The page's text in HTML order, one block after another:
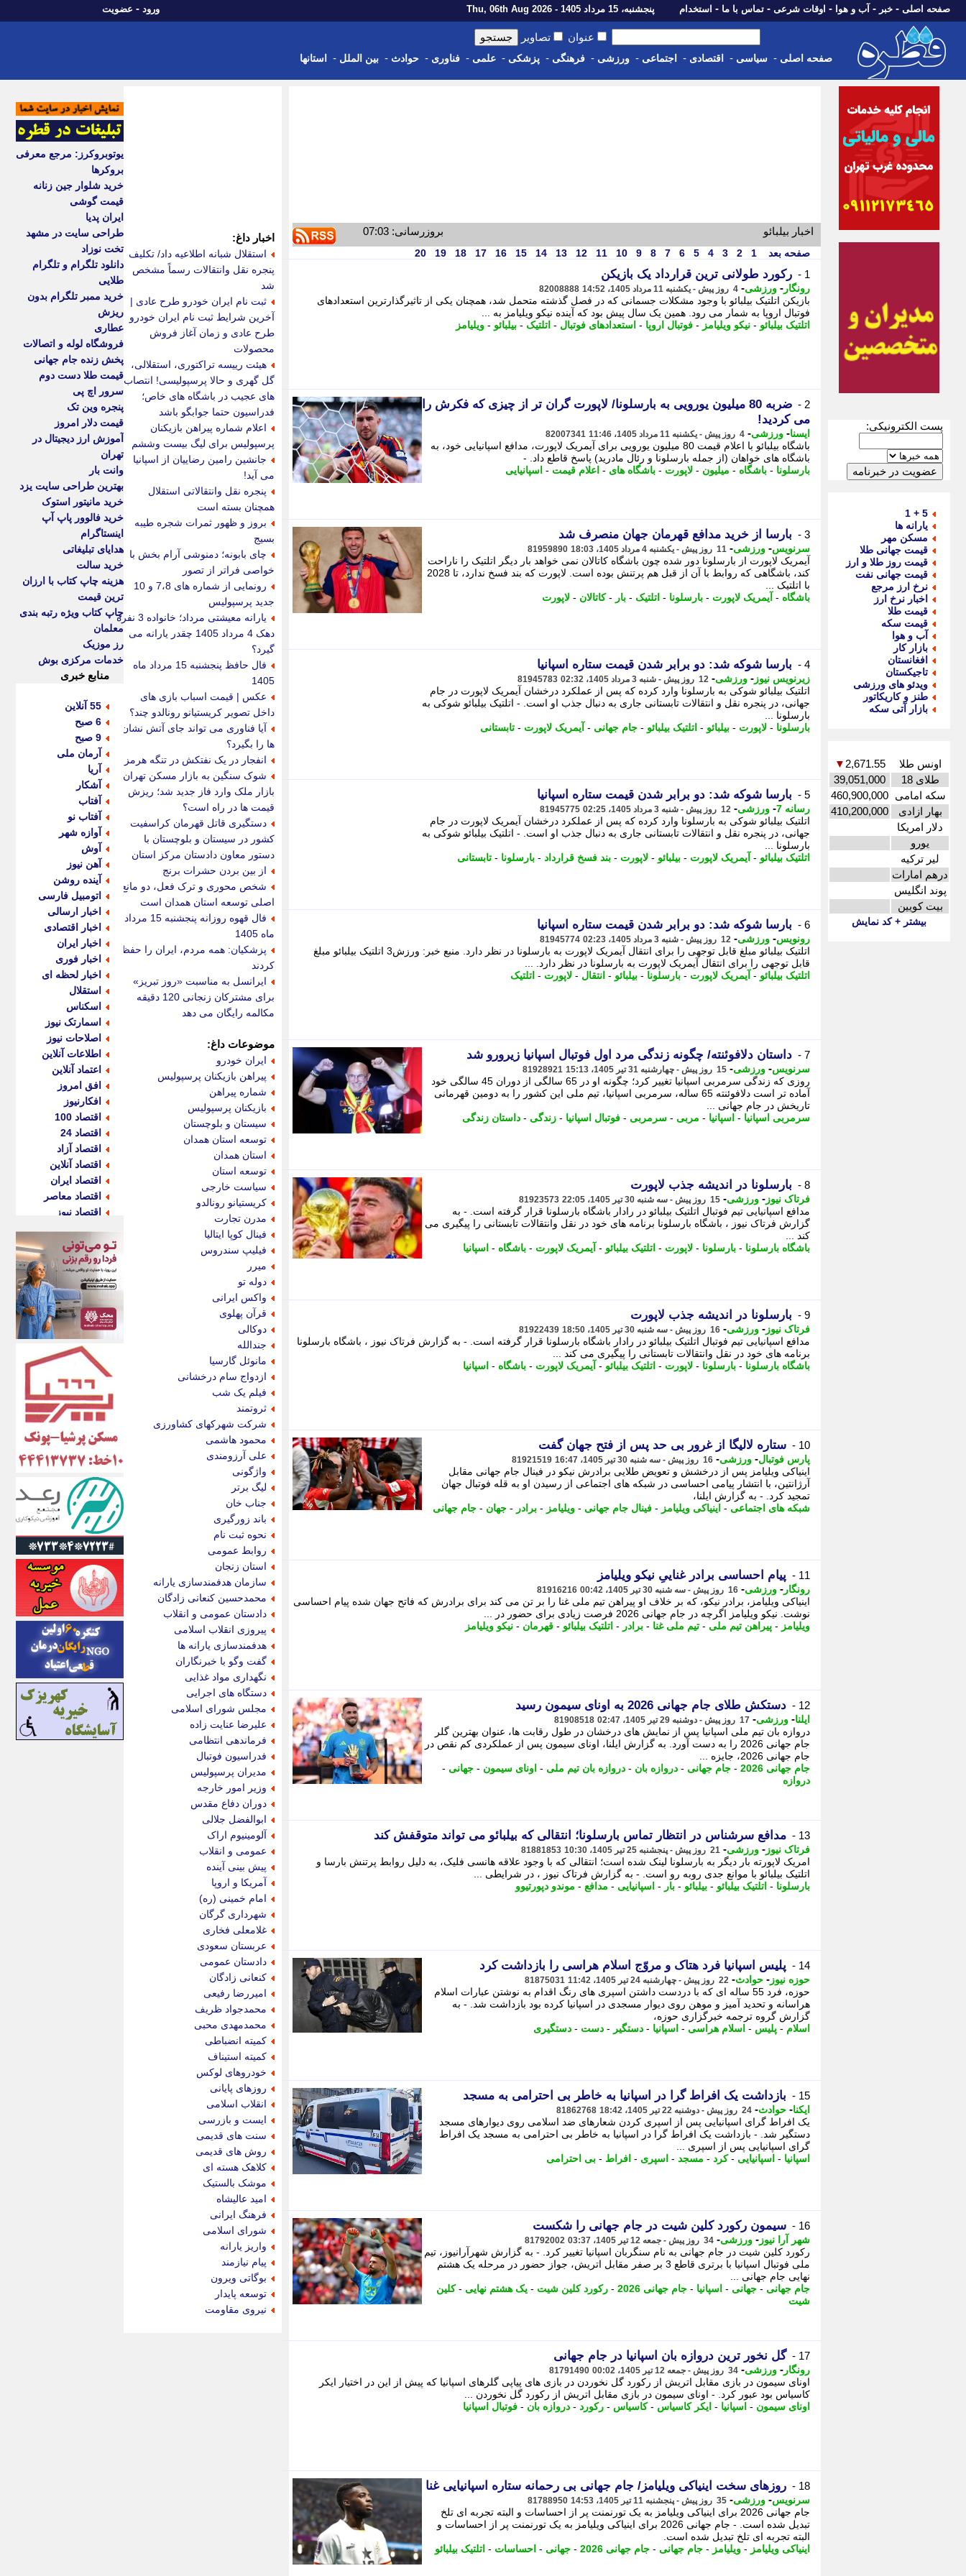
صفحه اصلی - خبر - آب و هوا - اوقات شرعی - تماس با ما - استخدام پنجشنبه، 15 مرداد 1405 - Thu, 06th Aug 2026 ورود - عضویت
عنوان تصاویر
صفحه اصلی - سیاسی - اقتصادی - اجتماعی - ورزشی - فرهنگی - پزشکی - علمی - فناوری - حوادث - بین الملل - استانها
پست الکترونیکی:
5 + 1
یارانه ها
مسکن مهر
قیمت جهانی طلا
قیمت روز طلا و ارز
قیمت جهانی نفت
نرخ ارز مرجع
اخبار نرخ ارز
قیمت طلا
قیمت سکه
آب و هوا
بازار کار
افغانستان
تاجیکستان
ویدئو های ورزشی
طنز و کاریکاتور
بازار آتی سکه
اونس طلا 2,671.55
▼
طلای 18
39,051,000
سکه امامی 460,900,000
بهار ازادی
410,200,000
دلار امریکا
یورو
لیر ترکیه
درهم امارات
پوند انگلیس
بیت کویین
بیشتر + کد نمایش
اخبار بیلبائو بروزرسانی: 07:03
صفحه بعد 1
2
3
4
5
6
7
8
9
10
11
12
13
14
15
16
17
18
19
20
1 - رکورد طولانی ترین قرارداد یک بازیکن
رونگار - ورزشی- 4 روز پیش - یکشنبه 11 مرداد 1405، 14:52 82008888
بازیکن اتلتیک بیلبائو با وجود مشکلات جسمانی که در فصل گذشته متحمل شد، همچنان یکی از تاثیرگذارترین استعدادهای
فوتبال اروپا به شمار می رود. همین یک سال پیش بود که آینده نیکو ویلیامز به ...
اتلتیک بیلبائو - نیکو ویلیامز - فوتبال اروپا - استعدادهای فوتبال - اتلتیک - بیلبائو - ویلیامز
2 -
ضربه 80 میلیون یورویی به بارسلونا/ لاپورت گران تر از چیزی که فکرش را
می کردید!
ایسنا- ورزشی- 4 روز پیش - یکشنبه 11 مرداد 1405، 11:46 82007341
باشگاه بیلبائو با اعلام قیمت 80 میلیون یورویی برای آیمریک لاپورت، مدافع اسپانیایی خود، به
باشگاه های خواهان (از جمله بارسلونا و رئال مادرید) پاسخ قاطع داد. -
بارسلونا - باشگاه - میلیون - لاپورت - باشگاه های - اعلام قیمت - اسپانیایی
3 - بارسا از خرید مدافع قهرمان جهان منصرف شد
سرنویس- ورزشی- 11 روز پیش - یکشنبه 4 مرداد 1405، 18:03 81959890
آیمریک لاپورت از بارسلونا دور شده چون باشگاه کاتالان نمی خواهد بار دیگر اتلتیک را ناراحت
کند، باشگاهی که روابط با آن از قبل هم پرتنش بوده است. لاپورت که بند فسخ ندارد، تا 2028
با اتلتیک ...
باشگاه - آیمریک لاپورت - بارسلونا - اتلتیک - بار -کاتالان - لاپورت
4 - بارسا شوکه شد: دو برابر شدن قیمت ستاره اسپانیا
زیرنویس نیوز - ورزشی- 12 روز پیش - شنبه 3 مرداد 1405، 02:32 81945783
اتلتیک بیلبائو شوکی به بارسلونا وارد کرده که پس از عملکرد درخشان آیمریک لاپورت در جام
جهانی، در پنجره نقل و انتقالات تابستانی جاری به دنبال جذب او است. - اتلتیک بیلبائو شوکی به
بارسلونا ...
بارسلونا - لاپورت - بیلبائو - اتلتیک بیلبائو - جام جهانی - آیمریک لاپورت - تابستانی
5 - بارسا شوکه شد: دو برابر شدن قیمت ستاره اسپانیا
رسانه 7 - ورزشی- 12 روز پیش - شنبه 3 مرداد 1405، 02:25 81945775
اتلتیک بیلبائو شوکی به بارسلونا وارد کرده که پس از عملکرد درخشان آیمریک لاپورت در جام
جهانی، در پنجره نقل و انتقالات تابستانی جاری به دنبال جذب او است. - اتلتیک بیلبائو شوکی به
بارسلونا ...
اتلتیک بیلبائو - آیمریک لاپورت - بیلبائو - لاپورت - بند فسخ قرارداد - بارسلونا - تابستانی
6 - بارسا شوکه شد: دو برابر شدن قیمت ستاره اسپانیا
رونویس- ورزشی- 12 روز پیش - شنبه 3 مرداد 1405، 02:23 81945774
اتلتیک بیلبائو مبلغ قابل توجهی را برای انتقال آیمریک لاپورت به بارسلونا در نظر دارد. منبع خبر: ورزش3 اتلتیک بیلبائو مبلغ
قابل توجهی را برای انتقال آیمریک لاپورت به بارسلونا در نظر دارد. ...
اتلتیک بیلبائو - آیمریک لاپورت - بارسلونا - بیلبائو - انتقال - لاپورت - اتلتیک
7 - داستان دلافوئنته/ چگونه زندگی مرد اول فوتبال اسپانیا زیرورو شد
سرنویس- ورزشی- 15 روز پیش - چهارشنبه 31 تیر 1405، 15:13 81928921
روزی که زندگی سرمربی اسپانیا تغییر کرد؛ چگونه او در 65 سالگی از دوران 45 سالگی خود
آماده تر است دلافوئنته 65 ساله، سرمربی اسپانیا، تیم ملی این کشور را به دومین قهرمانی
تاریخش در جام جهانی ...
سرمربی اسپانیا - اسپانیا - مربی - سرمربی - فوتبال اسپانیا - زندگی - داستان زندگی
8 - بارسلونا در اندیشه جذب لاپورت
فرتاک نیوز - ورزشی- 15 روز پیش - سه شنبه 30 تیر 1405، 22:05 81923573
مدافع اسپانیایی تیم فوتبال اتلتیک بیلبائو در رادار باشگاه بارسلونا قرار گرفته است. - به
گزارش فرتاک نیوز ، باشگاه بارسلونا برنامه های خود در نقل وانتقالات تابستانی را پیگیری می
کند ...
باشگاه بارسلونا - بارسلونا - لاپورت - اتلتیک بیلبائو - آیمریک لاپورت - باشگاه - اسپانیا
9 - بارسلونا در اندیشه جذب لاپورت
فرتاک نیوز - ورزشی- 16 روز پیش - سه شنبه 30 تیر 1405، 18:50 81922439
مدافع اسپانیایی تیم فوتبال اتلتیک بیلبائو در رادار باشگاه بارسلونا قرار گرفته است. - به گزارش فرتاک نیوز ، باشگاه بارسلونا
برنامه های خود در نقل وانتقالات تابستانی را پیگیری می کند ...
باشگاه بارسلونا - بارسلونا - لاپورت - اتلتیک بیلبائو - آیمریک لاپورت - باشگاه - اسپانیا
10 - ستاره لالیگا از غرور بی حد پس از فتح جهان گفت
پارس فوتبال- ورزشی- 16 روز پیش - سه شنبه 30 تیر 1405، 16:47 81921519
اینیاکی ویلیامز پس از درخشش و تعویض طلایی برادرش نیکو در فینال جام جهانی مقابل
آرژانتین، با انتشار پیامی احساسی در شبکه های اجتماعی از رسیدن او به قله فوتبال جهان
تمجید کرد. - به گزارش ایلنا،
شبکه های اجتماعی - اینیاکی ویلیامز - فینال جام جهانی - ویلیامز - برادر - جهان - جام جهانی
11 - پیام احساسی برادر غناییِ نیکو ویلیامز
رونگار - ورزشی- 16 روز پیش - سه شنبه 30 تیر 1405، 00:42 81916216
اینیاکی ویلیامز، برادر نیکو، که بر خلاف او پیراهن تیم ملی غنا را بر تن می کند برای برادرش که فاتح جهان شده پیام احساسی
نوشت. نیکو ویلیامز اگرچه در جام جهانی 2026 فرصت زیادی برای حضور در ...
ویلیامز - پیراهن تیم ملی - تیم ملی غنا - برادر - اتلتیک بیلبائو - قهرمان - نیکو ویلیامز
12 - دستکش طلای جام جهانی 2026 به اونای سیمون رسید
ایلنا- ورزشی- 17 روز پیش - دوشنبه 29 تیر 1405، 02:47 81908518
دروازه بان تیم ملی اسپانیا پس از نمایش های درخشان در طول رقابت ها، عنوان بهترین گلر
جام جهانی 2026 را به دست آورد. به گزارش ایلنا، اونای سیمون پس از عملکردی کم نقص در
جام جهانی 2026، جایزه ...
جام جهانی 2026
- جام جهانی - دروازه بان - دروازه بان تیم ملی - اونای سیمون - جهانی -
دروازه
13 - مدافع سرشناس در انتظار تماس بارسلونا؛ انتقالی که بیلبائو می تواند متوقفش کند
فرتاک نیوز - ورزشی- 21 روز پیش - پنجشنبه 25 تیر 1405، 10:30 81881853
امریک لاپورته بار دیگر به بارسلونا لینک شده است؛ انتقالی که با وجود علاقه هانسی فلیک، به دلیل روابط پرتنش بارسا و
اتلتیک بیلبائو با موانع جدی روبه رو است. - به گزارش فرتاک نیوز ، در شرایطی ...
بارسلونا - اتلتیک بیلبائو - بیلبائو - بار - اسپانیایی - مدافع - موندو دپورتیوو
14 - پلیس اسپانیا فرد هتاک و مروّج اسلام هراسی را بازداشت کرد
حوزه نیوز - حوادث- 22 روز پیش - چهارشنبه 24 تیر 1405، 11:42 81875031
حوزه، فرد 55 ساله ای که با دردست داشتن اسپری های رنگ اقدام به نوشتن عبارات اسلام
هراسانه و تحدید آمیز و موهن روی دیوار مسجدی در اسپانیا کرده بود بازداشت شد. - به
گزارش گروه ترجمه خبرگزاری حوزه،
اسلام - پلیس - اسلام هراسی - اسپانیا - دستگیر - دست - دستگیری
15 - بازداشت یک افراط گرا در اسپانیا به خاطر بی احترامی به مسجد
ایکنا- حوادث- 24 روز پیش - دوشنبه 22 تیر 1405، 18:42 81862768
یک افراط گرای اسپانیایی پس از اسپری کردن شعارهای ضد اسلامی روی دیوارهای مسجد
دستگیر شد. - بازداشت یک افراط گرا در اسپانیا به خاطر بی احترامی به مسجد یک افراط
گرای اسپانیایی پس از اسپری ...
اسپانیا - اسپانیایی -کرد - مسجد - اسپری - افراط - بی احترامی
16 - سیمون رکورد کلین شیت در جام جهانی را شکست
شهر آرا نیوز - ورزشی- 34 روز پیش - جمعه 12 تیر 1405، 03:37 81792002
رکورد کلین شیت در جام جهانی به نام سنگربان اسپانیا تغییر کرد. - به گزارش شهرآرانیوز، تیم
ملی فوتبال اسپانیا با برتری قاطع 3 بر صفر مقابل اتریش، جواز حضور در مرحله یک هشتم
نهایی جام جهانی ...
جام جهانی - جهانی - اسپانیا - جام جهانی 2026 - رکورد کلین شیت - یک هشتم نهایی -کلین
شیت
17 - گل نخور ترین دروازه بان اسپانیا در جام جهانی
رونگار - ورزشی- 34 روز پیش - جمعه 12 تیر 1405، 00:02 81791490
اونای سیمون در بازی مقابل اتریش از رکورد گل نخوردن در بازی های پیاپی گلرهای اسپانیا که پیش از این در اختیار ایکر
کاسیاس بود عبور کرد. - اونای سیمون در بازی مقابل اتریش از رکورد گل نخوردن ...
اونای سیمون - اسپانیا - ایکر کاسیاس -کاسیاس - رکورد - دروازه بان - فوتبال اسپانیا
18 - روزهای سخت اینیاکی ویلیامز/ جام جهانی بی رحمانه ستاره اسپانیایی غنا
سرنویس- ورزشی- 35 روز پیش - پنجشنبه 11 تیر 1405، 14:53 81788950
جام جهانی 2026 برای اینیاکی ویلیامز به یک تورنمنت پر از احساسات و البته تجربه ای تلخ
تبدیل شده است. - جام جهانی 2026 برای اینیاکی ویلیامز به یک تورنمنت پر از احساسات و
البته تجربه ای تلخ تبدیل شده است.
اینیاکی ویلیامز - ویلیامز - جام جهانی - جام جهانی 2026 - جهانی - احساسات - اتلتیک بیلبائو
اخبار داغ:
استقلال شبانه اطلاعیه داد/ تکلیف
پنجره نقل وانتقالات رسماً مشخص
شد
ثبت نام ایران خودرو طرح عادی |
آخرین شرایط ثبت نام ایران خودرو
طرح عادی و زمان آغاز فروش
محصولات
هیئت رییسه تراکتوری، استقلالی،
گل گهری و حالا پرسپولیسی! انتصاب
های عجیب در باشگاه های خاص؛
فدراسیون حتما جوابگو باشد
اعلام شماره پیراهن بازیکنان
پرسپولیس برای لیگ بیست وششم
جانشین رامین رضاییان از اسپانیا
می آید!
پنجره نقل وانتقالاتی استقلال
همچنان بسته است
بروز و ظهور ثمرات شجره طیبه
بسیج
چای بابونه؛ دمنوشی آرام بخش با
خواصی فراتر از تصور
رونمایی از شماره های 7،8 و 10
جدید پرسپولیس
یارانه معیشتی مرداد؛ خانواده 3 نفره
دهک 4 مرداد 1405 چقدر یارانه می
گیرد؟
فال حافظ پنجشنبه 15 مرداد ماه
1405
عکس | قیمت اسباب بازی های
داخل تصویر کریستیانو رونالدو چند؟
آیا فناوری می تواند جای آتش نشان
ها را بگیرد؟
انفجار در یک نفتکش در تنگه هرمز
شوک سنگین به بازار مسکن تهران /
بازار ملک وارد فاز جدید شد؛ ریزش
قیمت ها در راه است؟
دستگیری قاتل قهرمان کراسفیت
کشور در سیستان و بلوچستان با
دستور معاون دادستان مرکز استان
از بین بردن حشرات برنج
شخص محوری و ترک فعل، دو مانع
اصلی توسعه استان همدان است
فال قهوه روزانه پنجشنبه 15 مرداد
ماه 1405
پزشکیان: همه مردم، ایران را حفظ
کردند
ایرانسل به مناسبت «روز تبریز»
برای مشترکان زنجانی 120 دقیقه
مکالمه رایگان می دهد
موضوعات داغ:
ایران خودرو
پیراهن بازیکنان پرسپولیس
شماره پیراهن
بازیکنان پرسپولیس
سیستان و بلوچستان
توسعه استان همدان
استان همدان
توسعه استان
سیاست خارجی
کریستیانو رونالدو
مدرن تجارت
فینال کوپا ایتالیا
فیلیپ سندروس
میرر
دوله تو
واکس ایرانی
قرآن پهلوی
دوکالی
جندالله
مانوئل گارسیا
ازدواج سام درخشانی
فیلم یک شب
ثروتمند
شرکت شهرکهای کشاورزی
محمود هاشمی
علی آرزومندی
واژگونی
لیگ برتر
جناب خان
باند زورگیری
نحوه ثبت نام
روابط عمومی
استان زنجان
سازمان هدفمندسازی یارانه
محمدحسین کنعانی زادگان
دادستان عمومی و انقلاب
پیروزی انقلاب اسلامی
هدفمندسازی یارانه ها
گفت وگو با خبرنگاران
نگهداری مواد غذایی
دستگاه های اجرایی
مجلس شورای اسلامی
علیرضا عنایت زاده
فرماندهی انتظامی
فدراسیون فوتبال
مدیران پرسپولیس
وزیر امور خارجه
دوران دفاع مقدس
ابوالفضل جلالی
آلومینیوم اراک
عمومی و انقلاب
پیش بینی آینده
آمریکا و اروپا
امام خمینی (ره)
شهرداری گرگان
غلامعلی فخاری
عربستان سعودی
دادستان عمومی
کنعانی زادگان
امیررضا رفیعی
محمدجواد ظریف
محمدمهدی محبی
کمیته انضباطی
کمیته استیناف
خودروهای لوکس
روزهای پایانی
انقلاب اسلامی
ایست و بازرسی
سنت های قدیمی
روش های قدیمی
کلاهک هسته ای
موشک بالستیک
امید عالیشاه
فرهنگ ایرانی
شورای اسلامی
واریز یارانه
پیام نیازمند
بوگاتی ویرون
توسعه پایدار
نیروی مقاومت
یوتوبروکرز: مرجع معرفی
بروکرها
خرید شلوار جین زنانه
قیمت گوشی
ایران پدیا
طراحی سایت در مشهد
تخت نوزاد
دانلود تلگرام و تلگرام
طلایی
خرید ممبر تلگرام بدون
ریزش
عطاری
فروشگاه لوله و اتصالات
پخش زنده جام جهانی
قیمت طلا دست دوم
سرور اچ پی
پنجره وین تک
قیمت دلار امروز
آموزش ارز دیجیتال در
تهران
وانت بار
بهترین طراحی سایت یزد
خرید مانیتور استوک
خرید فالوور پاپ آپ
اینستاگرام
هدایای تبلیغاتی
خرید سالت
هزینه چاپ کتاب با ارزان
ترین قیمت
چاپ کتاب ویژه رتبه بندی
معلمان
رز موزیک
خدمات مرکزی بوش
منابع خبری
55 آنلاین
6 صبح
9 صبح
آرمان ملی
آریا
آشکار
آفتاب
آفتاب نو
آوازه شهر
آوش
آهن نیوز
آینده روشن
اتومبیل فارسی
اخبار ارسالی
اخبار اقتصادی
اخبار ایران
اخبار فوری
اخبار لحظه ای
استقلال
اسکناس
اسمارتک نیوز
اصلاحات نیوز
اطلاعات آنلاین
اعتماد آنلاین
افق امروز
افکارنیوز
اقتصاد 100
اقتصاد 24
اقتصاد آزاد
اقتصاد آنلاین
اقتصاد ایران
اقتصاد معاصر
اقتصاد نیوز
اکوفارس
اکونگار
اکونیوز
الف
انتشار آنلاین
اندیشه قرن
اندیشه معاصر
اندیشه ها
انرژی پرس
ای استخدام
ایتنا
ایراف
ایران آرت
ایران آنلاین
ایران زندگی
ایران فوری
ایرانی روز
ایرانیتال
ایرنا
ایسکانیوز
ایسنا
ایکنا
ایلنا
اینتیتر
ایونا نیوز
بازتاب آنلاین
باشگاه خبرنگاران
باغستان نیوز
بامبوک
ببین و بخون
بدینسان
بنکر